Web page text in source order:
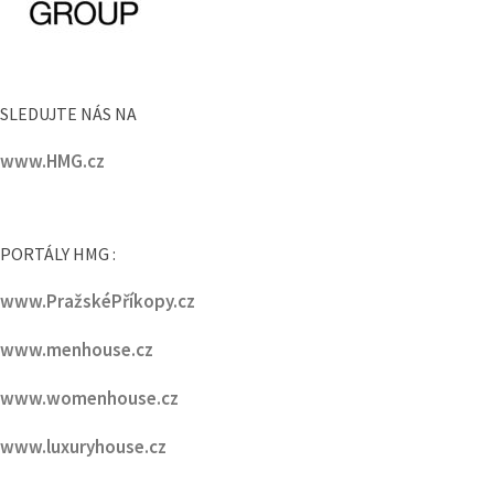
SLEDUJTE NÁS NA
PORTÁLY HMG :
www.menhouse.cz
www.womenhouse.cz
www.luxuryhouse.cz
www.househouse.cz
www.gastrohouse.cz